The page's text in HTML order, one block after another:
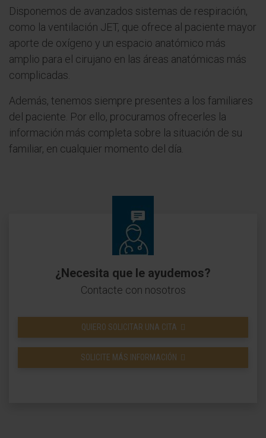
Disponemos de avanzados sistemas de respiración,
como la ventilación JET, que ofrece al paciente mayor
aporte de oxígeno y un espacio anatómico más
amplio para el cirujano en las áreas anatómicas más
complicadas.
Además, tenemos siempre presentes a los familiares
del paciente. Por ello, procuramos ofrecerles la
información más completa sobre la situación de su
familiar, en cualquier momento del día.
¿Necesita que le ayudemos?
Contacte con nosotros
QUIERO SOLICITAR UNA CITA
SOLICITE MÁS INFORMACIÓN